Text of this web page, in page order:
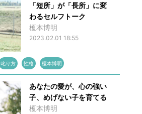
「短所」が「長所」に変
わるセルフトーク
榎本博明
2023.02.01 18:55
叱り方 性格 榎本博明
あなたの愛が、心の強い
子、めげない子を育てる
榎本博明